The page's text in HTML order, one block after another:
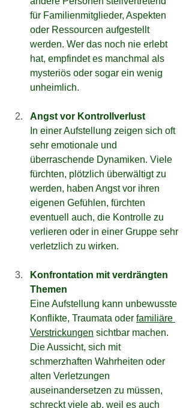
für Familienmitglieder, Aspekten
oder Ressourcen aufgestellt
werden. Wer das noch nie erlebt
hat, empfindet es manchmal als
mysteriös oder sogar ein wenig
unheimlich.
Angst vor Kontrollverlust
In einer Aufstellung zeigen sich oft
sehr emotionale und
überraschende Dynamiken. Viele
fürchten, plötzlich überwältigt zu
werden, haben Angst vor ihren
eigenen Gefühlen, fürchten
eventuell auch, die Kontrolle zu
verlieren oder in einer Gruppe sehr
verletzlich zu wirken.
Konfrontation mit verdrängten
Themen
Eine Aufstellung kann unbewusste
Konflikte, Traumata oder familiäre
Verstrickungen sichtbar machen.
Die Aussicht, sich mit
schmerzhaften Wahrheiten oder
alten Verletzungen
auseinandersetzen zu müssen,
schreckt viele ab, weil es auch